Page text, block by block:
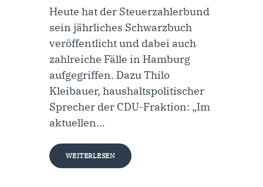
Heute hat der Steuerzahlerbund
sein jährliches Schwarzbuch
veröffentlicht und dabei auch
zahlreiche Fälle in Hamburg
aufgegriffen. Dazu Thilo
Kleibauer, haushaltspolitischer
Sprecher der CDU-Fraktion: „Im
aktuellen…
WEITERLESEN